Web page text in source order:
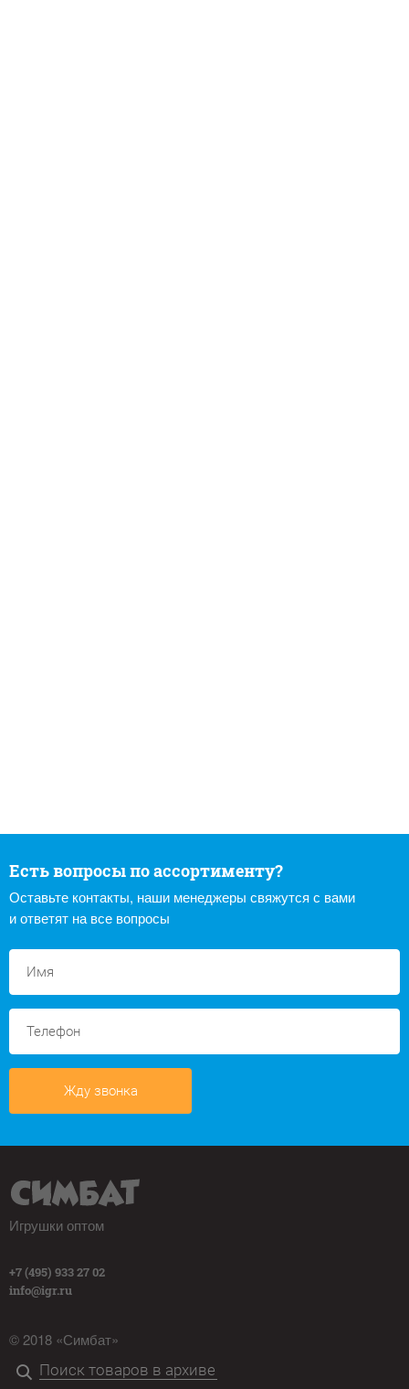
Есть вопросы по ассортименту?
Оставьте контакты, наши менеджеры свяжутся с вами
и ответят на все вопросы
Жду звонка
Игрушки оптом
+7 (495) 933 27 02
info@igr.ru
© 2018 «Симбат»